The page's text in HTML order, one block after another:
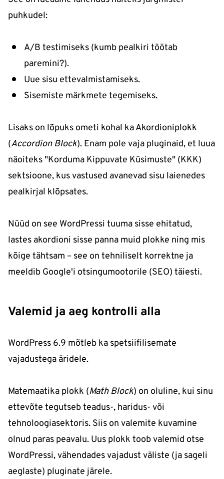
puhkudel:
A/B testimiseks (kumb pealkiri töötab
paremini?).
Uue sisu ettevalmistamiseks.
Sisemiste märkmete tegemiseks.
Lisaks on lõpuks ometi kohal ka Akordioniplokk
(Accordion Block). Enam pole vaja pluginaid, et luua
näoiteks "Korduma Kippuvate Küsimuste" (KKK)
sektsioone, kus vastused avanevad sisu laienedes
pealkirjal klõpsates.
Nüüd on see WordPressi tuuma sisse ehitatud,
lastes akordioni sisse panna muid plokke ning mis
kõige tähtsam – see on tehniliselt korrektne ja
meeldib Google'i otsingumootorile (SEO) täiesti.
Valemid ja aeg kontrolli alla
WordPress 6.9 mõtleb ka spetsiifilisemate
vajadustega äridele.
Matemaatika plokk (Math Block) on oluline, kui sinu
ettevõte tegutseb teadus-, haridus- või
tehnoloogiasektoris. Siis on valemite kuvamine
olnud paras peavalu. Uus plokk toob valemid otse
WordPressi, vähendades vajadust väliste (ja sageli
aeglaste) pluginate järele.